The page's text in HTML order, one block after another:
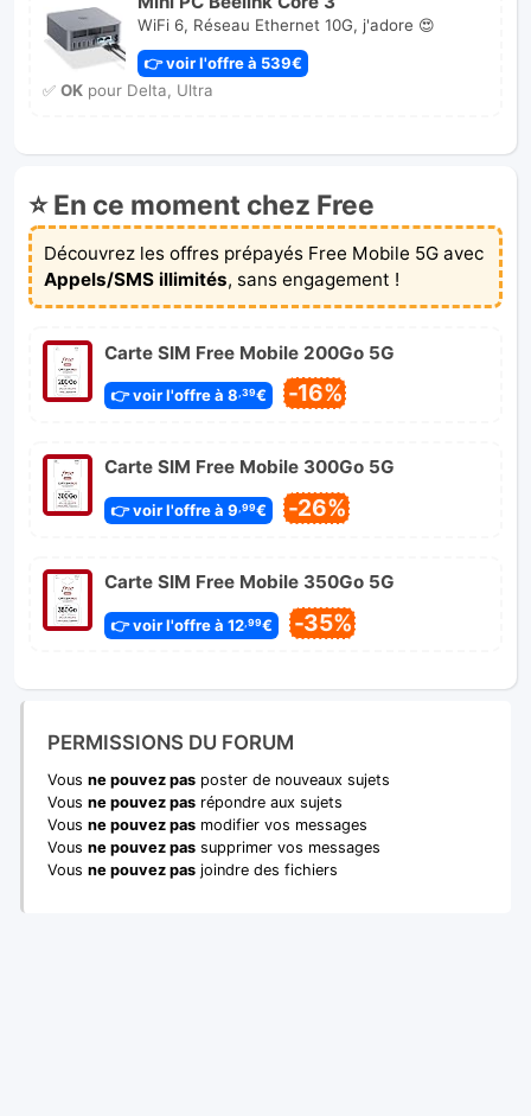
WiFi 6, Réseau Ethernet 10G, j'adore 😍
👉 voir l'offre à 539€
✅ OKpour Delta, Ultra
⭐ En ce moment chez Free
Découvrez les offres prépayés Free Mobile 5G avec
Appels/SMS illimités, sans engagement !
Carte SIM Free Mobile 200Go 5G
👉 voir l'offre à 8 ,39€ -16%
Carte SIM Free Mobile 300Go 5G
👉 voir l'offre à 9 ,99€ -26%
Carte SIM Free Mobile 350Go 5G
👉 voir l'offre à 12,99€ -35%
PERMISSIONS DU FORUM
Vous ne pouvez pas poster de nouveaux sujets
Vous ne pouvez pas répondre aux sujets
Vous ne pouvez pas modifier vos messages
Vous ne pouvez pas supprimer vos messages
Vous ne pouvez pas joindre des fichiers